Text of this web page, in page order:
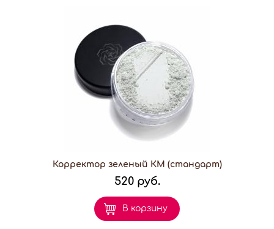
Корректор зеленый КМ (стандарт)
520 руб.
В корзину